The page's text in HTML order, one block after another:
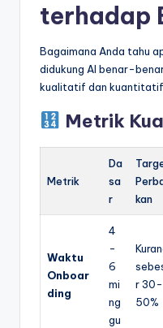
terhadap
Bagaimana Anda tahu
didukung AI benar-
kualitatif dan
Metrik
Metrik
Da
sa
r
kan
Waktu
Onboar
ding
4
-
6
mi
ng
gu
r 30-
50%